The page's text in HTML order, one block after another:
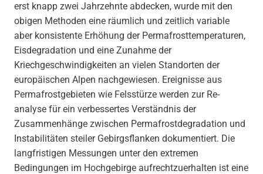
erst knapp zwei Jahrzehnte abdecken, wurde mit den
obigen Methoden eine räumlich und zeitlich variable
aber konsistente Erhöhung der Permafrosttemperaturen,
Eisdegradation und eine Zunahme der
Kriechgeschwindigkeiten an vielen Standorten der
europäischen Alpen nachgewiesen. Ereignisse aus
Permafrostgebieten wie Felsstürze werden zur Re-
analyse für ein verbessertes Verständnis der
Zusammenhänge zwischen Permafrostdegradation und
Instabilitäten steiler Gebirgsflanken dokumentiert. Die
langfristigen Messungen unter den extremen
Bedingungen im Hochgebirge aufrechtzuerhalten ist eine